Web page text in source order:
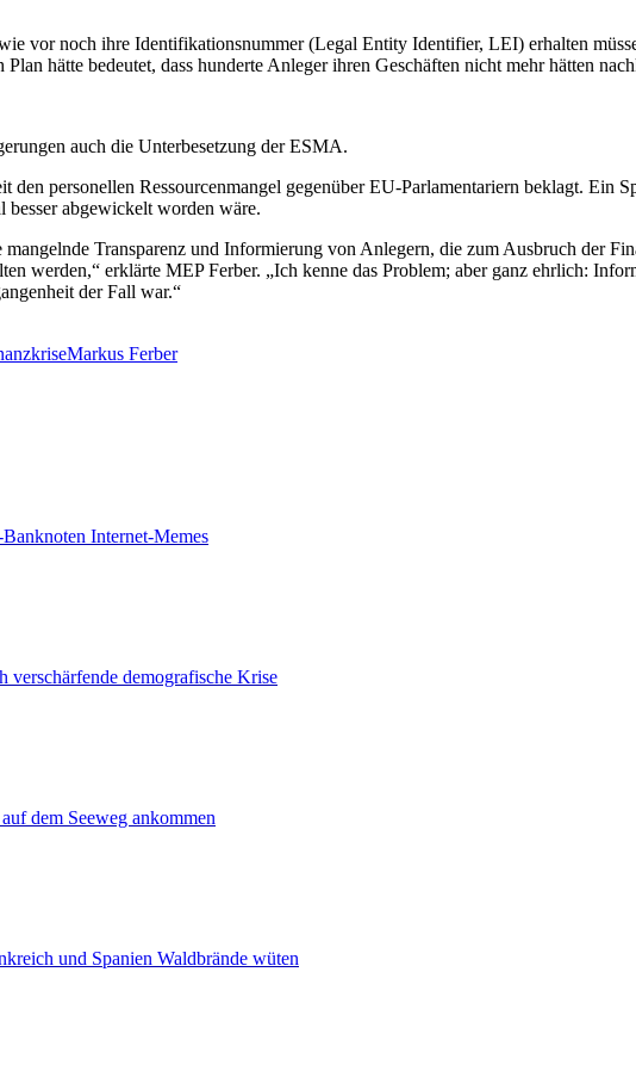
vor noch ihre Identifikationsnummer (Legal Entity Identifier, LEI) erhalten
hätte bedeutet, dass hunderte Anleger ihren Geschäften nicht mehr hätten
auch die Unterbesetzung der ESMA.
den personellen Ressourcenmangel gegenüber EU-Parlamentariern beklagt. Ein
abgewickelt worden wäre.
Transparenz und Informierung von Anlegern, die zum Ausbruch der
werden,“ erklärte MEP Ferber. „Ich kenne das Problem; aber ganz ehrlich:
der Fall war.“
Markus Ferber
Internet-Memes
verschärfende demografische Krise
dem Seeweg ankommen
und Spanien Waldbrände wüten